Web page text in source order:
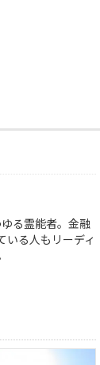
る霊能者。金融
いる人もリーディ